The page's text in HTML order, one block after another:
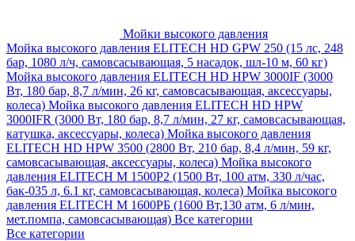
Мойки высокого давления
Мойка высокого давления ELITECH HD GPW 250 (15 лс, 248
бар, 1080 л/ч, самовсасывающая, 5 насадок, шл-10 м, 60 кг)
Мойка высокого давления ELITECH HD HPW 3000IF (3000
Вт, 180 бар, 8,7 л/мин, 26 кг, самовсасывающая, аксессуары,
колеса) Мойка высокого давления ELITECH HD HPW
3000IFR (3000 Вт, 180 бар, 8,7 л/мин, 27 кг, самовсасывающая,
катушка, аксессуары, колеса) Мойка высокого давления
ELITECH HD HPW 3500 (2800 Вт, 210 бар, 8,4 л/мин, 59 кг,
самовсасывающая, аксессуары, колеса) Мойка высокого
давления ELITECH M 1500P2 (1500 Вт, 100 атм, 330 л/час,
бак-035 л, 6.1 кг, самовсасывающая, колеса) Мойка высокого
давления ELITECH М 1600РБ (1600 Вт,130 атм, 6 л/мин,
мет.помпа, самовсасывающая) Все категории
Все категории